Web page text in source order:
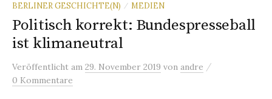
BERLINER GESCHICHTE(N) / MEDIEN
Politisch korrekt: Bundespresseball
ist klimaneutral
Veröffentlicht am 29. November 2019 von andre /
0 Kommentare